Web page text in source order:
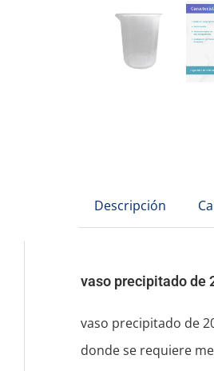
Descripción
vaso precipitado de
vaso precipitado de
donde se requiere